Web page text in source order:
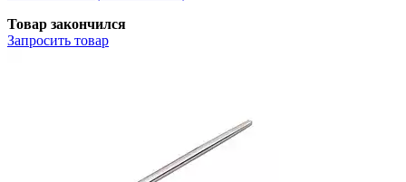
Товар закончился
Запросить товар